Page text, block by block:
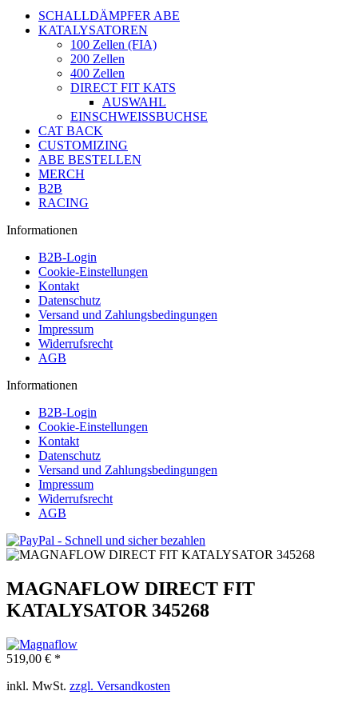
SCHALLDÄMPFER ABE
KATALYSATOREN
100 Zellen (FIA)
200 Zellen
400 Zellen
DIRECT FIT KATS
AUSWAHL
EINSCHWEISSBUCHSE
CAT BACK
CUSTOMIZING
ABE BESTELLEN
MERCH
B2B
RACING
Informationen
B2B-Login
Cookie-Einstellungen
Kontakt
Datenschutz
Versand und Zahlungsbedingungen
Impressum
Widerrufsrecht
AGB
Informationen
B2B-Login
Cookie-Einstellungen
Kontakt
Datenschutz
Versand und Zahlungsbedingungen
Impressum
Widerrufsrecht
AGB
MAGNAFLOW DIRECT FIT
KATALYSATOR 345268
519,00 € *
inkl. MwSt. zzgl. Versandkosten